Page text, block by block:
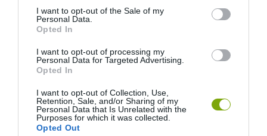
consent section.
I want to opt-out of the Sale of my
Personal Data.
Opted In
I want to opt-out of processing my
Personal Data for Targeted Advertising.
Opted In
I want to opt-out of Collection, Use,
Retention, Sale, and/or Sharing of my
Personal Data that Is Unrelated with the
Purposes for which it was collected.
Opted Out
2026-08-04 2026-08-03